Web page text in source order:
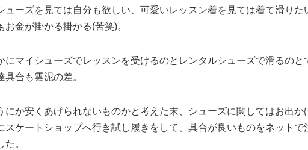
ューズを見ては自分も欲しい、可愛いレッスン着を見ては着て滑りた
お金が掛かる掛かる(苦笑)。
にマイシューズでレッスンを受けるのとレンタルシューズで滑るのと
具合も雲泥の差。
にか安くあげられないものかと考えた末、シューズに関してはお出か
スケートショップへ行き試し履きをして、具合が良いものをネットで
た。